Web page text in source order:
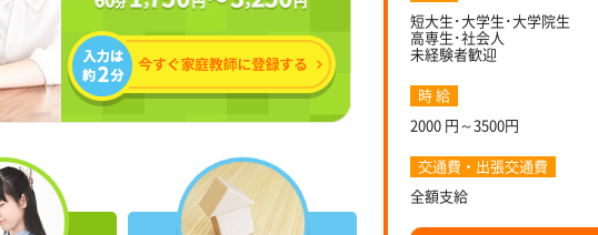
短大生･大学生･大学院生
高専生･社会人
未経験者歓迎
時 給
2000 円～3500円
交通費・出張交通費
全額支給